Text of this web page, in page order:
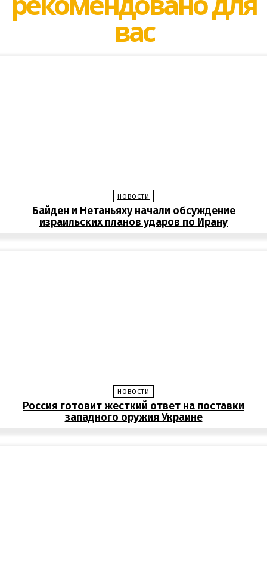
вас
НОВОСТИ
Байден и Нетаньяху начали обсуждение
израильских планов ударов по Ирану
НОВОСТИ
Россия готовит жесткий ответ на поставки
западного оружия Украине